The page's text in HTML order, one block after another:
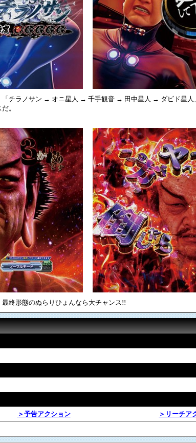
チラノサン → オニ星人 → 千手観音 → 田中星人 → ダビド星人
。
終形態のぬらりひょんなら大チャンス!!
＞予告アクション
＞リーチア